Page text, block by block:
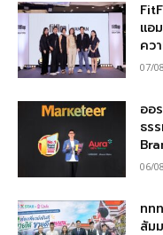
แอ
คว
07/
ออ
ธร
06/
ทท
สัม